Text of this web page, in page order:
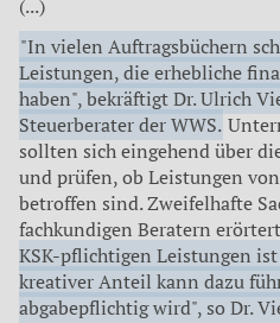
(...)
"In vielen Auftragsbüchern
Leistungen, die erhebliche
haben", bekräftigt Dr. Ulrich
Steuerberater der WWS.
sollten sich eingehend über
und prüfen, ob Leistungen
betroffen sind. Zweifelhafte
fachkundigen Beratern
KSK-pflichtigen Leistungen
kreativer Anteil kann dazu
abgabepflichtig wird", so Dr.